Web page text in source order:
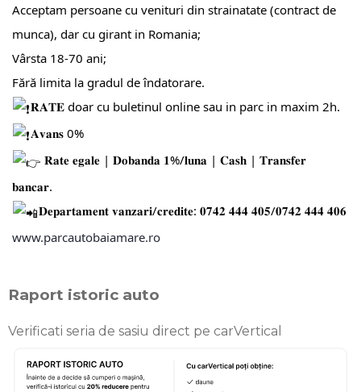
Acceptam persoane cu venituri din strainatate (contract de
munca), dar cu girant in Romania;
Vârsta 18-70 ani;
Fără limita la gradul de îndatorare.
𝐑𝐀𝐓𝐄 doar cu buletinul online sau in parc in maxim 2h.
𝐀𝐯𝐚𝐧𝐬 0%
𝐑𝐚𝐭𝐞 𝐞𝐠𝐚𝐥𝐞 | 𝐃𝐨𝐛𝐚𝐧𝐝𝐚 𝟏%/𝐥𝐮𝐧𝐚 | 𝐂𝐚𝐬𝐡 | 𝐓𝐫𝐚𝐧𝐬𝐟𝐞𝐫
𝐛𝐚𝐧𝐜𝐚𝐫.
𝐃𝐞𝐩𝐚𝐫𝐭𝐚𝐦𝐞𝐧𝐭 𝐯𝐚𝐧𝐳𝐚𝐫𝐢/𝐜𝐫𝐞𝐝𝐢𝐭𝐞: 𝟎𝟕𝟒𝟐 𝟒𝟒𝟒 𝟒𝟎𝟓/𝟎𝟕𝟒𝟐 𝟒𝟒𝟒 𝟒𝟎𝟔
www.parcautobaiamare.ro
Raport istoric auto
Verificati seria de sasiu direct pe carVertical